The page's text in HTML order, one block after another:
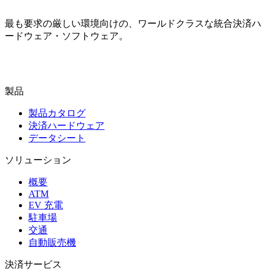
最も要求の厳しい環境向けの、ワールドクラスな統合決済ハ
ードウェア・ソフトウェア。
製品
製品カタログ
決済ハードウェア
データシート
ソリューション
概要
ATM
EV 充電
駐車場
交通
自動販売機
決済サービス